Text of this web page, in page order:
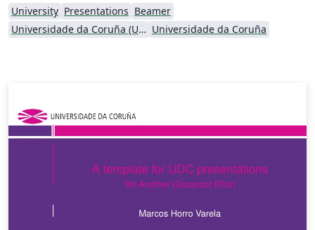
University Presentations Beamer
Universidade da Coruña (UDC) Universidade da Coruña